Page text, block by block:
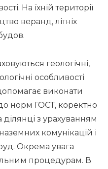
На їхній території
веранд, літніх
геологічні,
особливості
виконати
норм ГОСТ, коректно
з урахуванням
комунікацій і
Окрема увага
процедурам. В